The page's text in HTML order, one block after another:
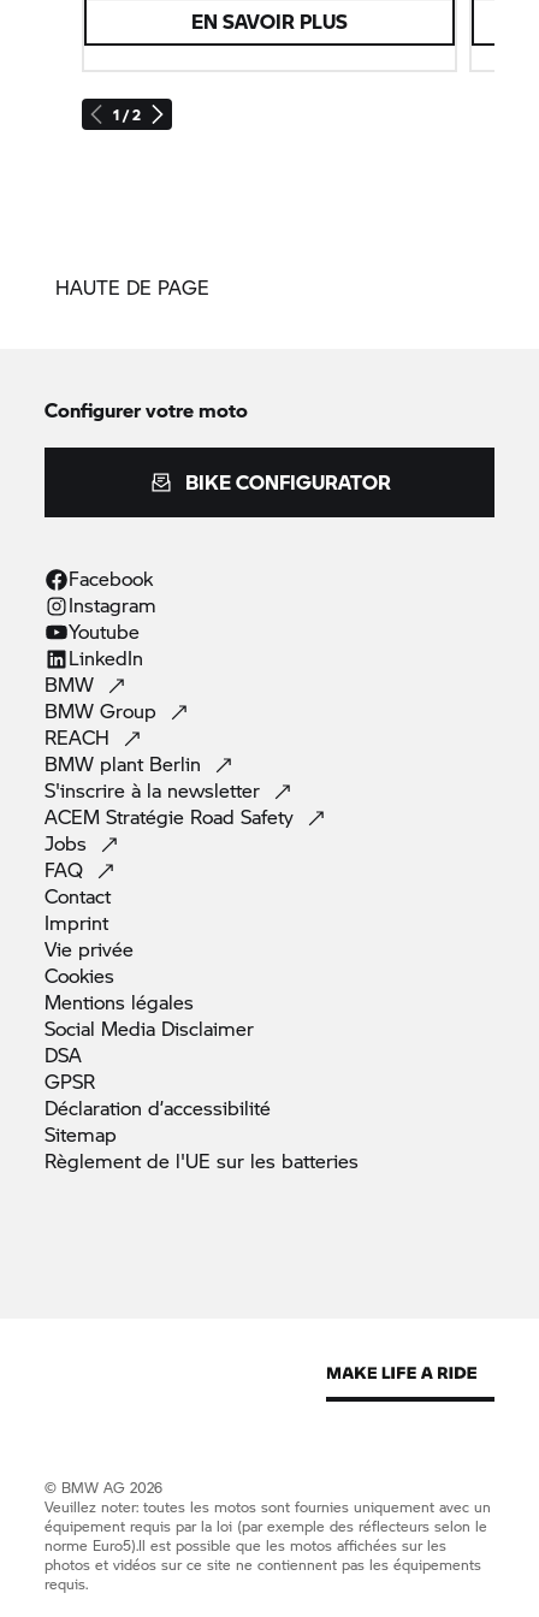
1 / 2
EN SAVOIR PLUS
HAUTE DE PAGE
Configurer votre moto
BIKE CONFIGURATOR
Facebook
Instagram
Youtube
LinkedIn
BMW
BMWGroup
REACH
BMW plant Berlin
S'inscrire à la newsletter
ACEM Stratégie RoadSafety
Jobs
FAQ
Contact
Imprint
Vie privée
Cookies
Mentions légales
Social Media Disclaimer
DSA
GPSR
Déclarationd’accessibilité
Sitemap
Règlement de l'UE sur les batteries
© BMW AG 2026
Veuillez noter: toutes les motos sont fournies uniquement avec un
équipement requis par la loi (par exemple des réflecteurs selon le
norme Euro5).Il est possible que les motos affichées sur les
photos et vidéos sur ce site ne contiennent pas les équipements
requis.